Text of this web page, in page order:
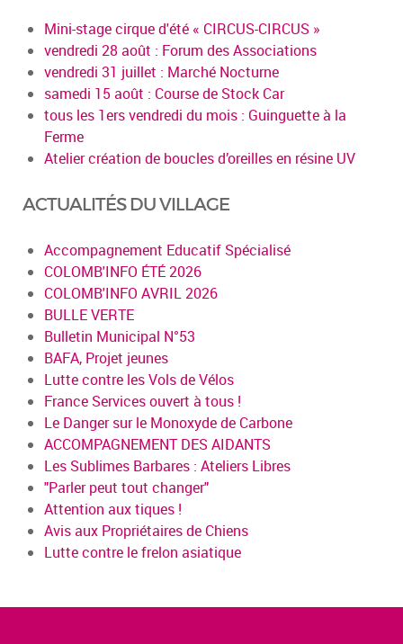
Mini-stage cirque d'été « CIRCUS-CIRCUS »
vendredi 28 août : Forum des Associations
vendredi 31 juillet : Marché Nocturne
samedi 15 août : Course de Stock Car
tous les 1ers vendredi du mois : Guinguette à la
Ferme
Atelier création de boucles d’oreilles en résine UV
ACTUALITÉS DU VILLAGE
Accompagnement Educatif Spécialisé
COLOMB'INFO ÉTÉ 2026
COLOMB'INFO AVRIL 2026
BULLE VERTE
Bulletin Municipal N°53
BAFA, Projet jeunes
Lutte contre les Vols de Vélos
France Services ouvert à tous !
Le Danger sur le Monoxyde de Carbone
ACCOMPAGNEMENT DES AIDANTS
Les Sublimes Barbares : Ateliers Libres
"Parler peut tout changer"
Attention aux tiques !
Avis aux Propriétaires de Chiens
Lutte contre le frelon asiatique